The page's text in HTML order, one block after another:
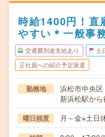
時給1400円！直
やすい＊一般事
交通費別途支給あり 土
正社員への紹介予定派遣
勤務地
浜松市中央区
新浜松駅か
曜日頻度 月～金※土日